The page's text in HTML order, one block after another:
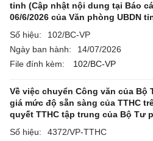
tỉnh (Cập nhật nội dung tại Báo
06/6/2026 của Văn phòng UBDN
Số hiệu:
102/BC-VP
Ngày ban hành:
14/07/2026
File đính kèm:
102/BC-VP
Về việc chuyển Công văn của Bộ
giá mức độ sẵn sàng của TTHC
quyết TTHC tập trung của Bộ Tư
Số hiệu:
4372/VP-TTHC